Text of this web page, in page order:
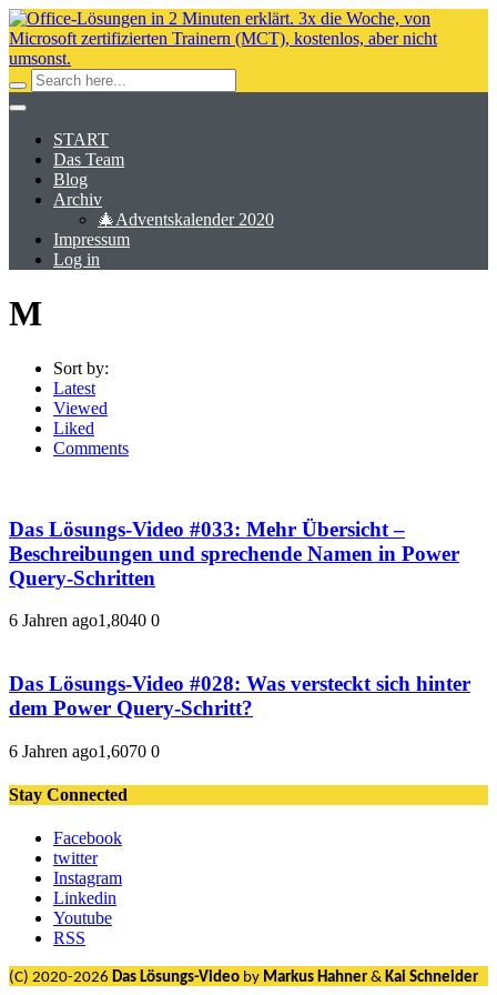
START
Das Team
Blog
Archiv
🎄Adventskalender 2020
Impressum
Log in
M
Sort by:
Latest
Viewed
Liked
Comments
Das Lösungs-Video #033: Mehr Übersicht –
Beschreibungen und sprechende Namen in Power
Query-Schritten
6 Jahren ago1,8040 0
Das Lösungs-Video #028: Was versteckt sich hinter
dem Power Query-Schritt?
6 Jahren ago1,6070 0
Stay Connected
Facebook
twitter
Instagram
Linkedin
Youtube
RSS
(C) 2020-2026 Das Lösungs-Video by Markus Hahner & Kai Schneider